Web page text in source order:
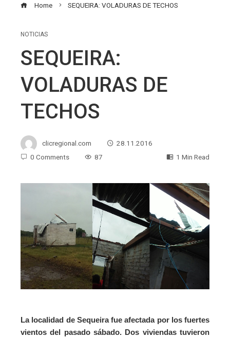
Home SEQUEIRA: VOLADURAS DE TECHOS
NOTICIAS
SEQUEIRA:
VOLADURAS DE
TECHOS
clicregional.com
28.11.2016
0 Comments
87 1 Min Read
La localidad de Sequeira fue afectada por los fuertes
vientos del pasado sábado. Dos viviendas tuvieron